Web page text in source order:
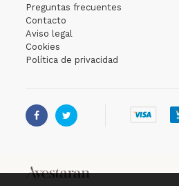
Preguntas frecuentes
Contacto
Aviso legal
Cookies
Política de privacidad
 